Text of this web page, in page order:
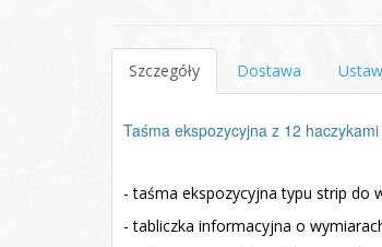
Szczegóły Dostawa
Taśma ekspozycyjna z 12
- taśma ekspozycyjna typu strip do
- tabliczka informacyjna o